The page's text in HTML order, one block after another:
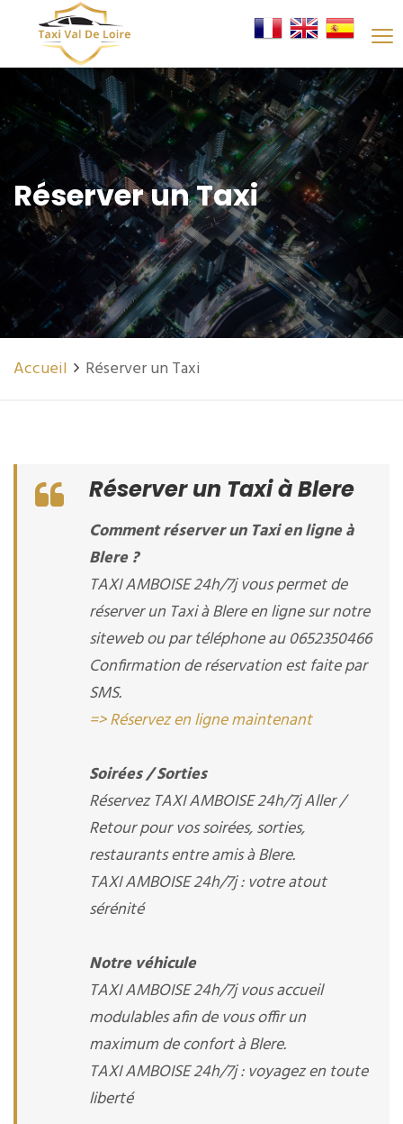
Réserver un Taxi
Accueil Réserver un Taxi
Réserver un Taxi à Blere
Comment réserver un Taxi en ligne à
Blere ?
TAXI AMBOISE 24h/7j vous permet de
réserver un Taxi à Blere en ligne sur notre
siteweb ou par téléphone au 0652350466
Confirmation de réservation est faite par
SMS.
=> Réservez en ligne maintenant
Soirées / Sorties
Réservez TAXI AMBOISE 24h/7j Aller /
Retour pour vos soirées, sorties,
restaurants entre amis à Blere.
TAXI AMBOISE 24h/7j : votre atout
sérénité
Notre véhicule
TAXI AMBOISE 24h/7j vous accueil
modulables afin de vous offir un
maximum de confort à Blere.
TAXI AMBOISE 24h/7j : voyagez en toute
liberté